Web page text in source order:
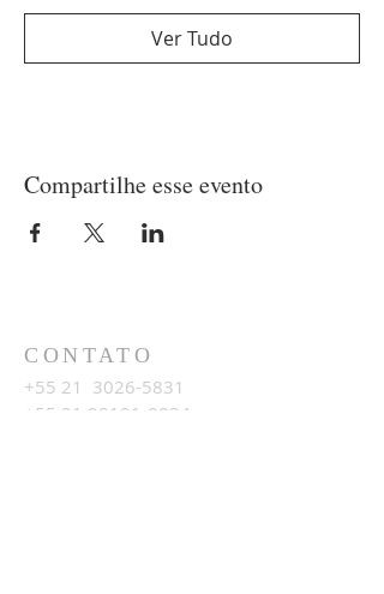
Ver Tudo
Compartilhe esse evento
CONTATO
+55 21 3026-5831
+55 21 99191-0824